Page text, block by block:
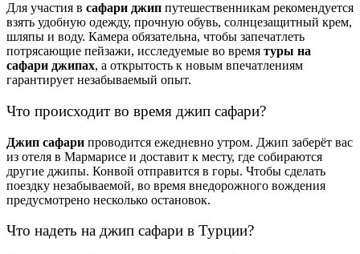
Для участия в сафари джип путешественникам рекомендуется
взять удобную одежду, прочную обувь, солнцезащитный крем,
шляпы и воду. Камера обязательна, чтобы запечатлеть
потрясающие пейзажи, исследуемые во время туры на
сафари джипах, а открытость к новым впечатлениям
гарантирует незабываемый опыт.
Что происходит во время джип сафари?
Джип сафари проводится ежедневно утром. Джип заберёт вас
из отеля в Мармарисе и доставит к месту, где собираются
другие джипы. Конвой отправится в горы. Чтобы сделать
поездку незабываемой, во время внедорожного вождения
предусмотрено несколько остановок.
Что надеть на джип сафари в Турции?